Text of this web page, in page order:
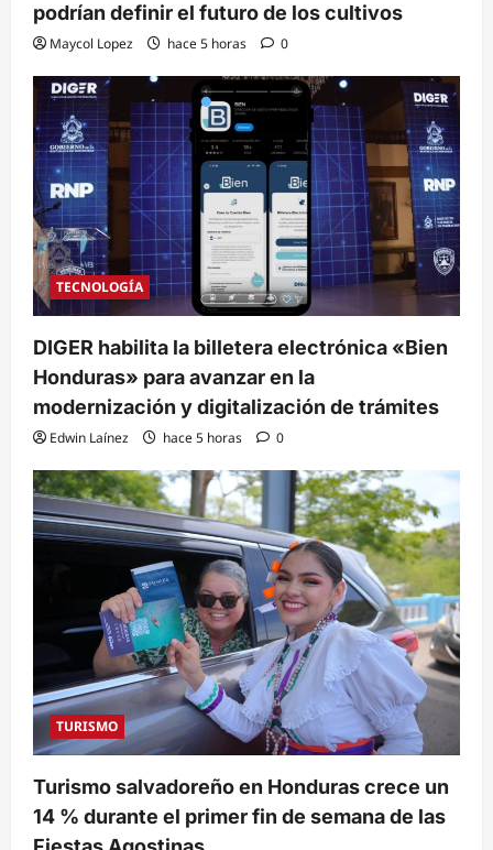
podrían definir el futuro de los cultivos
Maycol Lopez hace 5 horas 0
TECNOLOGÍA
DIGER habilita la billetera electrónica «Bien
Honduras» para avanzar en la
modernización y digitalización de trámites
Edwin Laínez hace 5 horas 0
TURISMO
Turismo salvadoreño en Honduras crece un
14 % durante el primer fin de semana de las